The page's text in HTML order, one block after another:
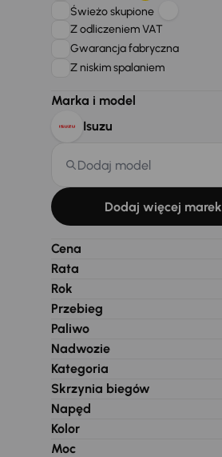
Świeżo skupione
Z odliczeniem VAT
Gwarancja fabryczna
Z niskim spalaniem
Marka i model
Isuzu
Dodaj model
Dodaj więcej marek
Cena
Rata
Rok
Przebieg
Paliwo
Nadwozie
Kategoria
Skrzynia biegów
Napęd
Kolor
Moc